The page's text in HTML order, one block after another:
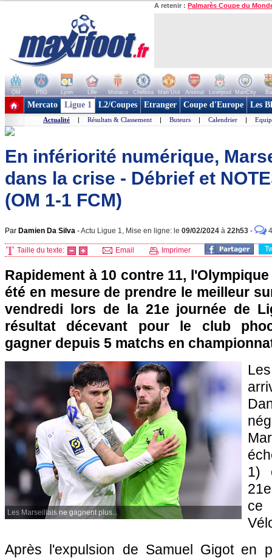
A retenir : Palmarès Coupe du
OM PSG Lyon Lille Monaco Chelsea Man Utd Arsenal Liverpool ManCity
+ de clubs
Mercato Ligue 1 L2/Coupes Etranger Coupe d'Europe Les
Actualité | Résultats & Classement | Buteurs | Calendrier |
En infériorité numérique,
dans la crise - Débrief et
(OM 1-1 FCM)
Par Damien Da Silva -Actu Ligue 1, Mise en ligne: le 09/02/2024 à 22h53 -
Taille du texte: Email Imprimer
Rapidement à 10 contre 11,
été en mesure de prendre le meilleur
vendredi lors de la 21e journée de
résultat décevant pour le club
gagner depuis 5 matchs en
Les Marseillais ne gagnent plus...
1)
Après l'expulsion de Samuel Gigot en